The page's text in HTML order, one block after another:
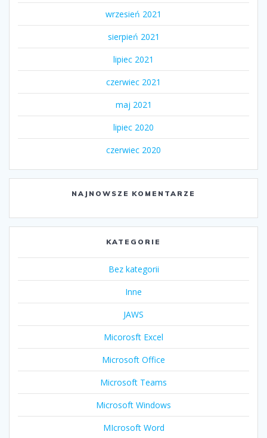
wrzesień 2021
sierpień 2021
lipiec 2021
czerwiec 2021
maj 2021
lipiec 2020
czerwiec 2020
NAJNOWSZE KOMENTARZE
KATEGORIE
Bez kategorii
Inne
JAWS
Micorosft Excel
Microsoft Office
Microsoft Teams
Microsoft Windows
MIcrosoft Word